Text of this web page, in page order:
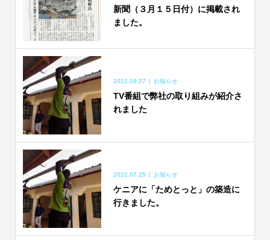
新聞（３月１５日付）に掲載され
ました。
2022.09.27 お知らせ
TV番組で弊社の取り組みが紹介さ
れました
2022.07.25 お知らせ
ケニアに「ためとっと」の築造に
行きました。